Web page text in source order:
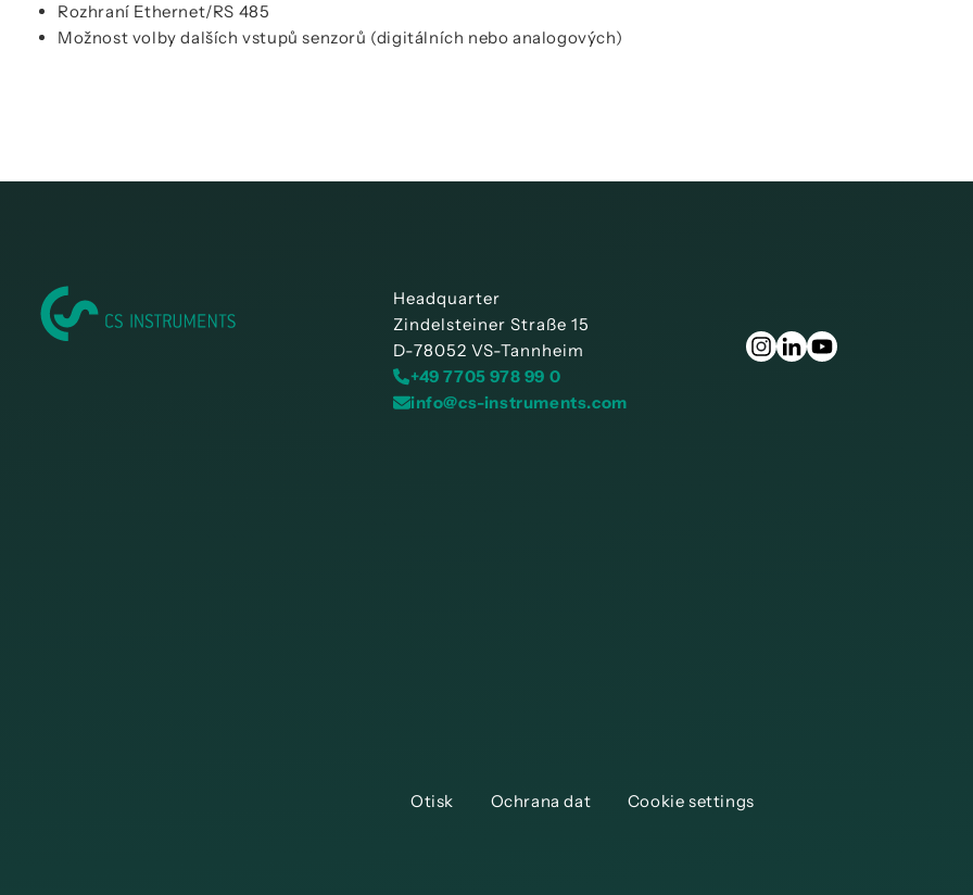
Rozhraní Ethernet/RS 485
Možnost volby dalších vstupů senzorů (digitálních nebo analogových)
Headquarter
Zindelsteiner Straße 15
D-78052 VS-Tannheim
+49 7705 978 99 0
info@cs-instruments.com
Otisk Ochrana dat Cookie settings